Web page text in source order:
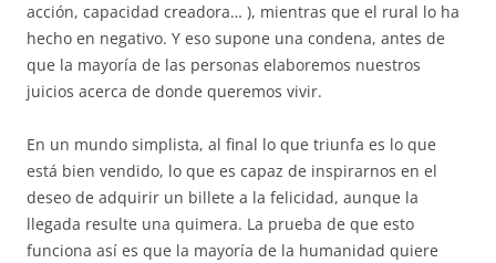
acción, capacidad creadora… ), mientras que el rural lo ha
hecho en negativo. Y eso supone una condena, antes de
que la mayoría de las personas elaboremos nuestros
juicios acerca de donde queremos vivir.
En un mundo simplista, al final lo que triunfa es lo que
está bien vendido, lo que es capaz de inspirarnos en el
deseo de adquirir un billete a la felicidad, aunque la
llegada resulte una quimera. La prueba de que esto
funciona así es que la mayoría de la humanidad quiere